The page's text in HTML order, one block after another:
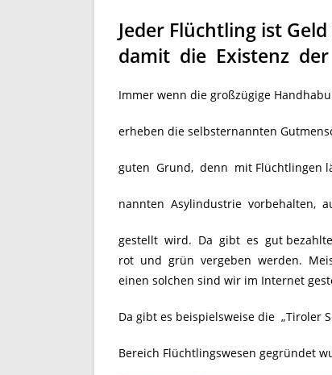
Jeder Flüchtling ist
damit die Existenz
Immer wenn die großzügige
erheben die selbsternannten
guten Grund, denn mit Flüchtlingen
nannten Asylindustrie vorbehalten,
gestellt wird. Da gibt es gut bezahlte
rot und grün vergeben werden.
einen solchen sind wir im Internet
Da gibt es beispielsweise die „Tiroler
Bereich Flüchtlingswesen gegründet